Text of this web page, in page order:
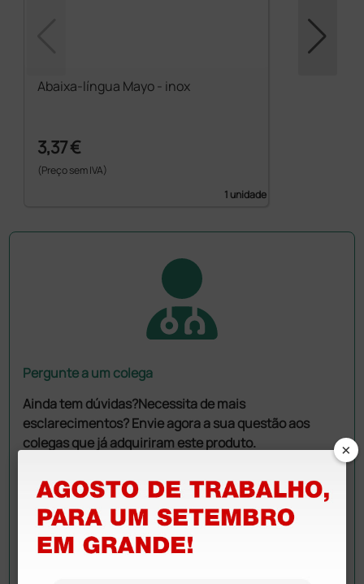
Abaixa-língua Mayo - inox
3,37 €
(Preço sem IVA)
1 unidade
Pergunte a um colega
Ainda tem dúvidas?Necessita de mais
esclarecimentos? Envie agora a sua questão aos
colegas que já adquiriram este produto.
×